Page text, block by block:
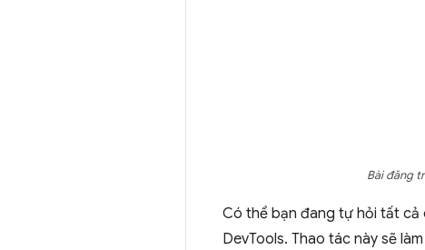
Bài đăng
Có thể bạn đang tự hỏi tất cả
DevTools. Thao tác này sẽ